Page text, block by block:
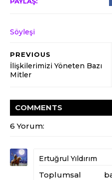
Söyleşi
PREVIOUS
İlişkilerimizi Yöneten Bazı
Mitler
COMMENTS
6 Yorum:
Ertuğrul Yıldırım
Toplumsal